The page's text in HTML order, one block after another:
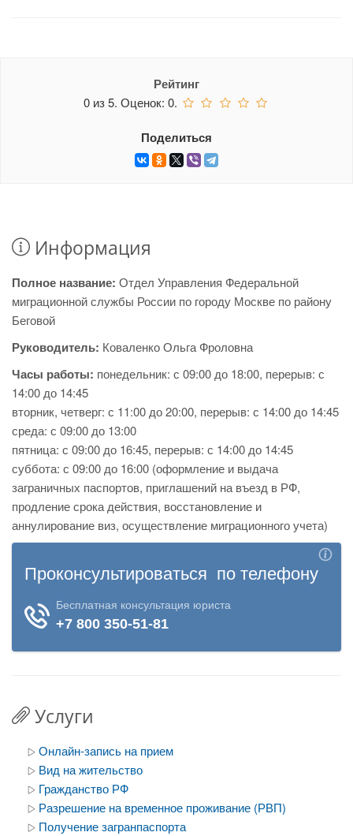
Рейтинг
0 из5. Оценок:0.
Поделиться
Информация
Полное название: Отдел Управления Федеральной
миграционной службы России по городу Москве по району
Беговой
Руководитель: Коваленко Ольга Фроловна
Часы работы: понедельник: с 09:00 до 18:00, перерыв: с
14:00 до 14:45
вторник, четверг: с 11:00 до 20:00, перерыв: с 14:00 до 14:45
среда: с 09:00 до 13:00
пятница: с 09:00 до 16:45, перерыв: с 14:00 до 14:45
суббота: с 09:00 до 16:00 (оформление и выдача
заграничных паспортов, приглашений на въезд в РФ,
продление срока действия, восстановление и
аннулирование виз, осуществление миграционного учета)
Услуги
Онлайн-запись на прием
Вид на жительство
Гражданство РФ
Разрешение на временное проживание (РВП)
Получение загранпаспорта